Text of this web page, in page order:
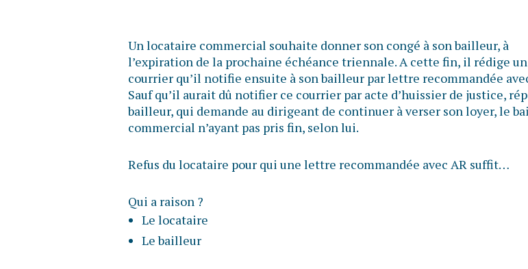
Un locataire commercial souhaite donner son congé à son bailleur, à
l’expiration de la prochaine échéance triennale. A cette fin, il rédige un
courrier qu’il notifie ensuite à son bailleur par lettre recommandée
Sauf qu’il aurait dû notifier ce courrier par acte d’huissier de justice,
bailleur, qui demande au dirigeant de continuer à verser son loyer, le
commercial n’ayant pas pris fin, selon lui.
Refus du locataire pour qui une lettre recommandée avec AR suffit…
Qui a raison ?
Le locataire
Le bailleur